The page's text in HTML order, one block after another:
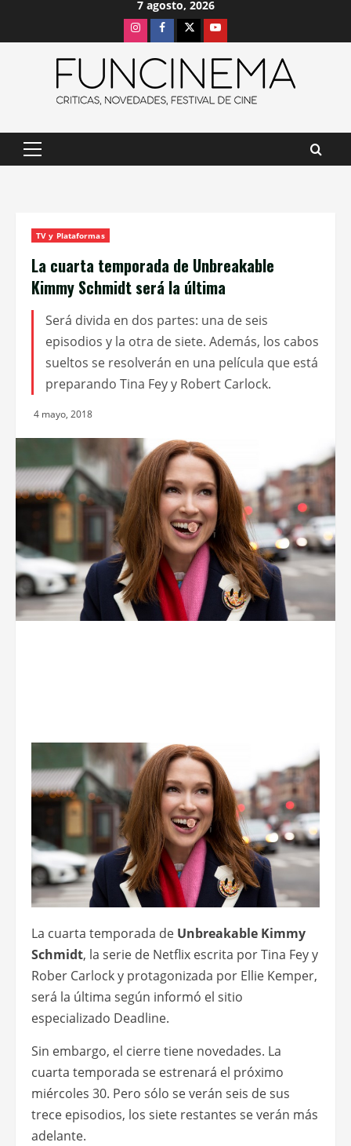
7 agosto, 2026
InstagramFacebook
X Youtube
Menú
TV y Plataformas
La cuarta temporada de Unbreakable
Kimmy Schmidt será la última
Será divida en dos partes: una de seis
episodios y la otra de siete. Además, los cabos
sueltos se resolverán en una película que está
preparando Tina Fey y Robert Carlock.
4 mayo, 2018
La cuarta temporada de Unbreakable Kimmy
Schmidt, la serie de Netflix escrita por Tina Fey y
Rober Carlock y protagonizada por Ellie Kemper,
será la última según informó el sitio
especializado Deadline.
Sin embargo, el cierre tiene novedades. La
cuarta temporada se estrenará el próximo
miércoles 30. Pero sólo se verán seis de sus
trece episodios, los siete restantes se verán más
adelante.